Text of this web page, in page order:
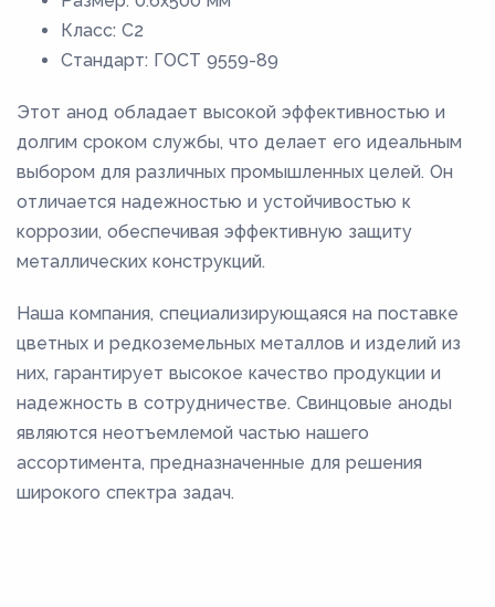
Класс: С2
Стандарт: ГОСТ 9559-89
Этот анод обладает высокой эффективностью и
долгим сроком службы, что делает его идеальным
выбором для различных промышленных целей. Он
отличается надежностью и устойчивостью к
коррозии, обеспечивая эффективную защиту
металлических конструкций.
Наша компания, специализирующаяся на поставке
цветных и редкоземельных металлов и изделий из
них, гарантирует высокое качество продукции и
надежность в сотрудничестве. Свинцовые аноды
являются неотъемлемой частью нашего
ассортимента, предназначенные для решения
широкого спектра задач.